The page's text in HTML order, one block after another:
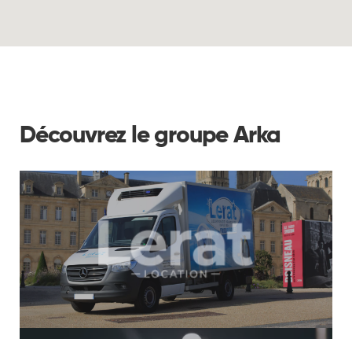
Découvrez le groupe Arka